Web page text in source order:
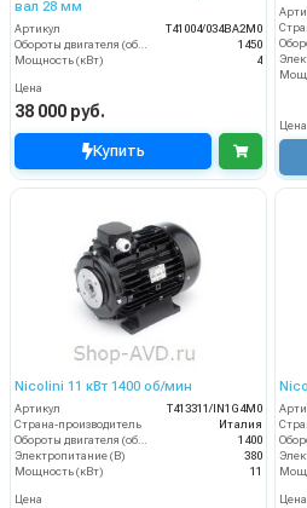
вал 28 мм
Артикул
T41004/034BA2M0
1450
Мощность (кВт)
4
Цена
38 000 руб.
Купить
Цена
Nicolini 11 кВт 1400 об/мин
Артикул
T413311/IN1G4M0
Страна-производитель
Италия
Обороты двигателя (об/мин)
1400
Электропитание (В)
380
Мощность (кВт)
11
Цена Цена